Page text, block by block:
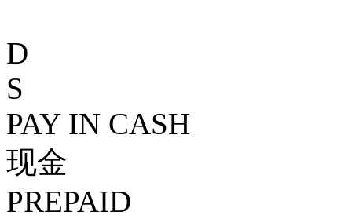
D
S
PAY IN CASH
现金
PREPAID